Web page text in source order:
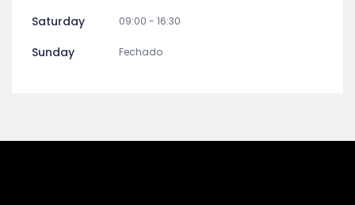
Saturday 09:00 - 16:30
Sunday Fechado